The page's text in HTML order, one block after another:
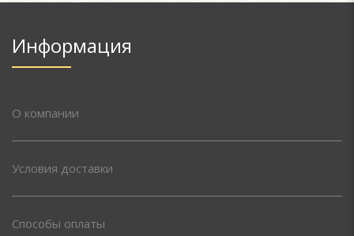
Информация
О компании
Условия доставки
Способы оплаты